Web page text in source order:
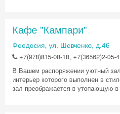
Кафе "Кампари"
Феодосия, ул. Шевченко, д.46
+7(978)815-08-18, +7(36562)2-05-
В Вашем распоряжении уютный
интерьер которого выполнен в
зал преображается в утопающую в